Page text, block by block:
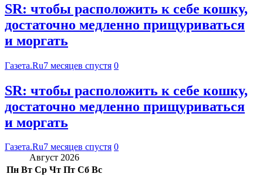
SR: чтобы расположить к себе кошку,
достаточно медленно прищуриваться
и моргать
Газета.Ru7 месяцев спустя 0
SR: чтобы расположить к себе кошку,
достаточно медленно прищуриваться
и моргать
Газета.Ru7 месяцев спустя 0
Август 2026
Пн Вт Ср Чт Пт Сб Вс